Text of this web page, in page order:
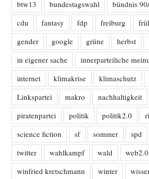
btw13 bundestagswahl
bündnis
cdu
fantasy fdp freiburg
gender
google grüne herbst
in eigener sache
innerparteiliche
internet
klimakrise klimaschutz
Linkspartei
makro nachhaltigkeit
piratenpartei
politik politik2.0
science fiction
sf sommer spd
twitter
wahlkampf wald
web2.0
winfried kretschmann
winter